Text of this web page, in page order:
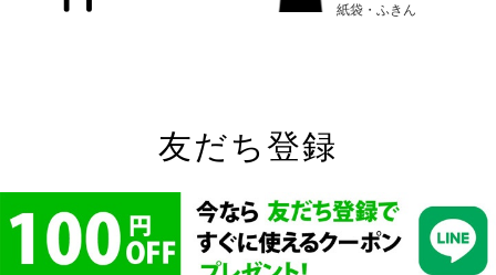
紙袋・ふきん
友だち登録